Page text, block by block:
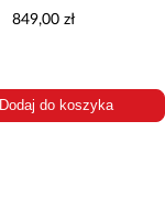
849,00 zł
Dodaj do koszyka